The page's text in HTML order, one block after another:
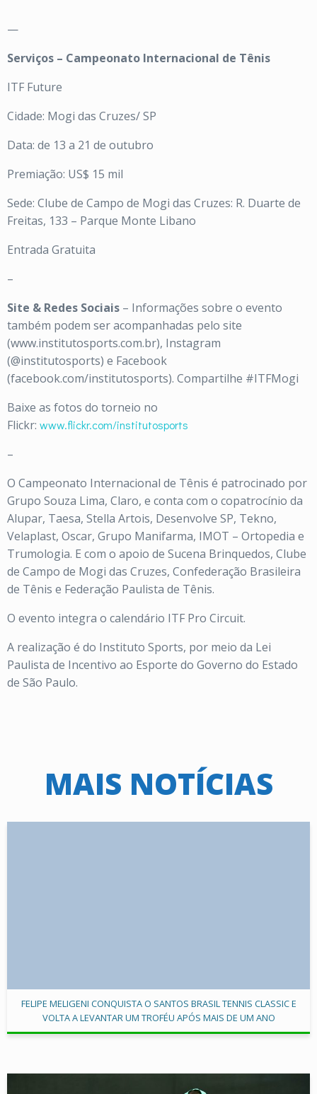
—
Serviços – Campeonato Internacional de Tênis
ITF Future
Cidade: Mogi das Cruzes/ SP
Data: de 13 a 21 de outubro
Premiação: US$ 15 mil
Sede: Clube de Campo de Mogi das Cruzes: R. Duarte de
Freitas, 133 – Parque Monte Libano
Entrada Gratuita
–
Site & Redes Sociais – Informações sobre o evento
também podem ser acompanhadas pelo site
(www.institutosports.com.br), Instagram
(@institutosports) e Facebook
(facebook.com/institutosports). Compartilhe #ITFMogi
Baixe as fotos do torneio no
Flickr: www.flickr.com/institutosports
–
O Campeonato Internacional de Tênis é patrocinado por
Grupo Souza Lima, Claro, e conta com o copatrocínio da
Alupar, Taesa, Stella Artois, Desenvolve SP, Tekno,
Velaplast, Oscar, Grupo Manifarma, IMOT – Ortopedia e
Trumologia. E com o apoio de Sucena Brinquedos, Clube
de Campo de Mogi das Cruzes, Confederação Brasileira
de Tênis e Federação Paulista de Tênis.
O evento integra o calendário ITF Pro Circuit.
A realização é do Instituto Sports, por meio da Lei
Paulista de Incentivo ao Esporte do Governo do Estado
de São Paulo.
MAIS NOTÍCIAS
FELIPE MELIGENI CONQUISTA O SANTOS BRASIL TENNIS CLASSIC E
VOLTA A LEVANTAR UM TROFÉU APÓS MAIS DE UM ANO